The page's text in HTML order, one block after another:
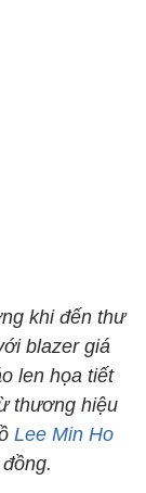
khi đến thư
blazer giá
len họa tiết
thương hiệu
Lee Min Ho